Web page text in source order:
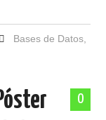
Bases de Datos,
0